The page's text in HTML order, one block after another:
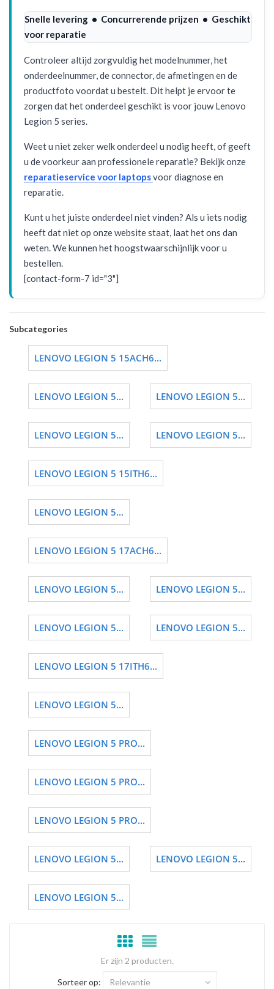
Snelle levering • Concurrerende prijzen • Geschikt
voor reparatie
Controleer altijd zorgvuldig het modelnummer, het
onderdeelnummer, de connector, de afmetingen en de
productfoto voordat u bestelt. Dit helpt je ervoor te
zorgen dat het onderdeel geschikt is voor jouw Lenovo
Legion 5 series.
Weet u niet zeker welk onderdeel u nodig heeft, of geeft
u de voorkeur aan professionele reparatie? Bekijk onze
reparatieservice voor laptopsvoor diagnose en
reparatie.
Kunt u het juiste onderdeel niet vinden? Als u iets nodig
heeft dat niet op onze website staat, laat het ons dan
weten. We kunnen het hoogstwaarschijnlijk voor u
bestellen.
[contact-form-7 id="3"]
Subcategories
LENOVO LEGION 5 15ACH6...
LENOVO LEGION 5... LENOVO LEGION 5...
LENOVO LEGION 5... LENOVO LEGION 5...
LENOVO LEGION 5 15ITH6...
LENOVO LEGION 5...
LENOVO LEGION 5 17ACH6...
LENOVO LEGION 5... LENOVO LEGION 5...
LENOVO LEGION 5... LENOVO LEGION 5...
LENOVO LEGION 5 17ITH6...
LENOVO LEGION 5...
LENOVO LEGION 5 PRO...
LENOVO LEGION 5 PRO...
LENOVO LEGION 5 PRO...
LENOVO LEGION 5... LENOVO LEGION 5...
LENOVO LEGION 5...
Er zijn 2 producten.
Sorteer op: Relevantie